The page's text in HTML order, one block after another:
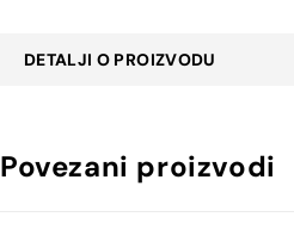
DETALJI O PROIZVODU
Povezani proizvodi